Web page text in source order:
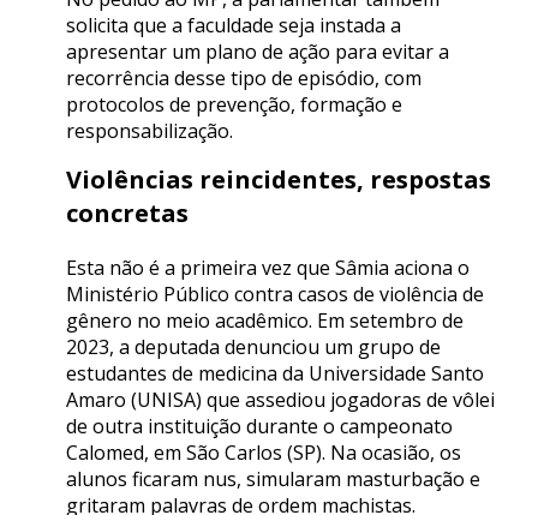
solicita que a faculdade seja instada a
apresentar um plano de ação para evitar a
recorrência desse tipo de episódio, com
protocolos de prevenção, formação e
responsabilização.
Violências reincidentes, respostas
concretas
Esta não é a primeira vez que Sâmia aciona o
Ministério Público contra casos de violência de
gênero no meio acadêmico. Em setembro de
2023, a deputada denunciou um grupo de
estudantes de medicina da Universidade Santo
Amaro (UNISA) que assediou jogadoras de vôlei
de outra instituição durante o campeonato
Calomed, em São Carlos (SP). Na ocasião, os
alunos ficaram nus, simularam masturbação e
gritaram palavras de ordem machistas.